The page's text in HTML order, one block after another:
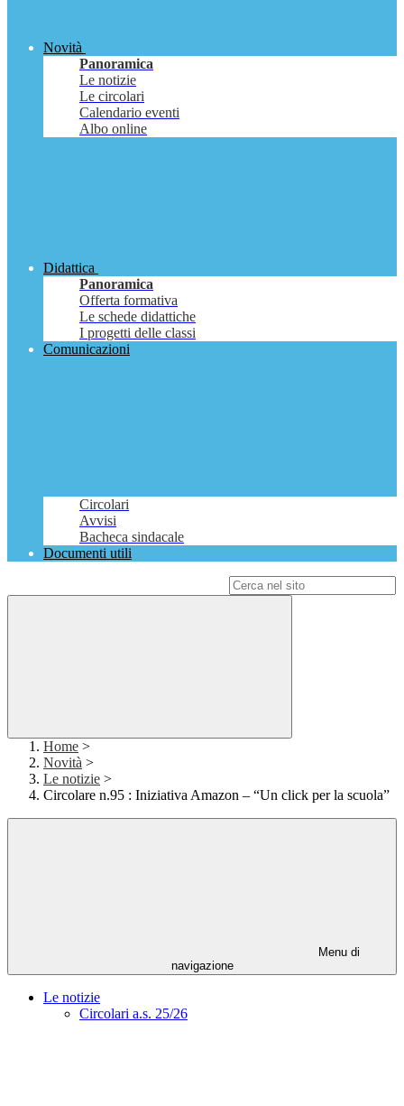
Novità
Panoramica
Le notizie
Le circolari
Calendario eventi
Albo online
Didattica
Panoramica
Offerta formativa
Le schede didattiche
I progetti delle classi
Comunicazioni
Circolari
Avvisi
Bacheca sindacale
Documenti utili
Home >
Novità >
Le notizie >
Circolare n.95 : Iniziativa Amazon – “Un click per la scuola”
Menu di
navigazione
Le notizie
Circolari a.s. 25/26